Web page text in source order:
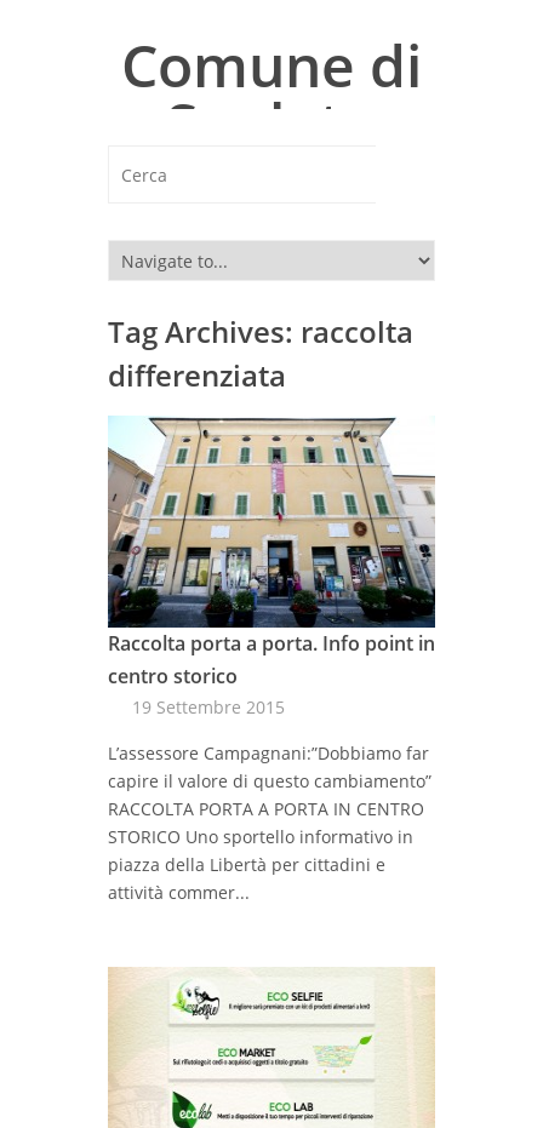
Comune di
Spoleto
Sito istituzionale del Comune di
Tag Archives: raccolta
differenziata
Raccolta porta a porta. Info point in
centro storico
19 Settembre 2015
L’assessore Campagnani:”Dobbiamo far
capire il valore di questo cambiamento”
RACCOLTA PORTA A PORTA IN CENTRO
STORICO Uno sportello informativo in
piazza della Libertà per cittadini e
attività commer...